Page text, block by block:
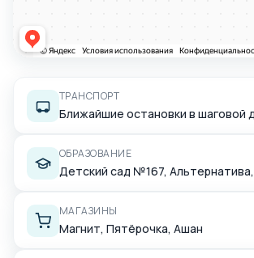
ТРАНСПОРТ
Ближайшие остановки в шаговой
ОБРАЗОВАНИЕ
Детский сад №167,
МАГАЗИНЫ
Магнит, Пятёрочка, Ашан